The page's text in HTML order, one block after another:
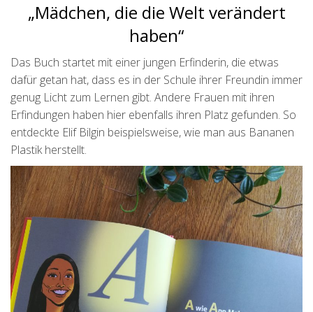
„Mädchen, die die Welt verändert
haben“
Das Buch startet mit einer jungen Erfinderin, die etwas
dafür getan hat, dass es in der Schule ihrer Freundin immer
genug Licht zum Lernen gibt. Andere Frauen mit ihren
Erfindungen haben hier ebenfalls ihren Platz gefunden. So
entdeckte Elif Bilgin beispielsweise, wie man aus Bananen
Plastik herstellt.